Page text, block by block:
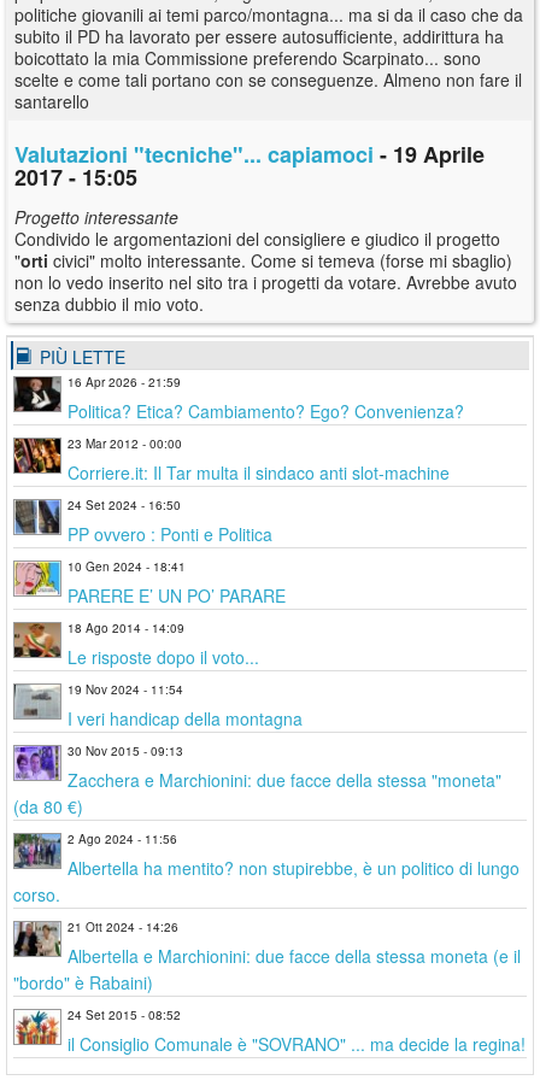
politiche giovanili ai temi parco/montagna... ma si da il caso che da
subito il PD ha lavorato per essere autosufficiente, addirittura ha
boicottato la mia Commissione preferendo Scarpinato... sono
scelte e come tali portano con se conseguenze. Almeno non fare il
santarello
Valutazioni "tecniche"... capiamoci - 19 Aprile
2017 - 15:05
Progetto interessante
Condivido le argomentazioni del consigliere e giudico il progetto
"orti civici" molto interessante. Come si temeva (forse mi sbaglio)
non lo vedo inserito nel sito tra i progetti da votare. Avrebbe avuto
senza dubbio il mio voto.
PIÙ LETTE
16 Apr 2026 - 21:59
Politica? Etica? Cambiamento? Ego? Convenienza?
23 Mar 2012 - 00:00
Corriere.it: Il Tar multa il sindaco anti slot-machine
24 Set 2024 - 16:50
PP ovvero : Ponti e Politica
10 Gen 2024 - 18:41
PARERE E’ UN PO’ PARARE
18 Ago 2014 - 14:09
Le risposte dopo il voto...
19 Nov 2024 - 11:54
I veri handicap della montagna
30 Nov 2015 - 09:13
Zacchera e Marchionini: due facce della stessa "moneta"
(da 80 €)
2 Ago 2024 - 11:56
Albertella ha mentito? non stupirebbe, è un politico di lungo
corso.
21 Ott 2024 - 14:26
Albertella e Marchionini: due facce della stessa moneta (e il
"bordo" è Rabaini)
24 Set 2015 - 08:52
il Consiglio Comunale è "SOVRANO" ... ma decide la regina!